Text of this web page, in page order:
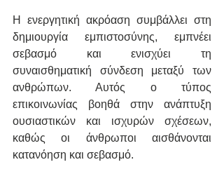
Η ενεργητική ακρόαση συμβάλλει στη
δημιουργία εμπιστοσύνης, εμπνέει
σεβασμό και ενισχύει τη
συναισθηματική σύνδεση μεταξύ των
ανθρώπων. Αυτός ο τύπος
επικοινωνίας βοηθά στην ανάπτυξη
ουσιαστικών και ισχυρών σχέσεων,
καθώς οι άνθρωποι αισθάνονται
κατανόηση και σεβασμό.